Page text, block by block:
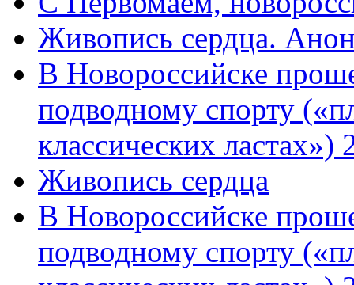
Живопись сердца.
В Новороссийске
подводному спорту
классических
Живопись сердца
В Новороссийске
подводному спорту